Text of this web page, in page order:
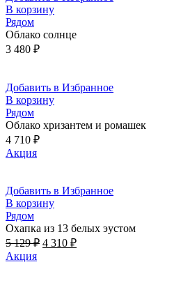
В корзину
Рядом
Облако солнце
3 480 ₽
Добавить в Избранное
В корзину
Рядом
Облако хризантем и ромашек
4 710 ₽
Акция
Добавить в Избранное
В корзину
Рядом
Охапка из 13 белых эустом
5 129₽ Первоначальная
4 310 ₽Текущая
Акция